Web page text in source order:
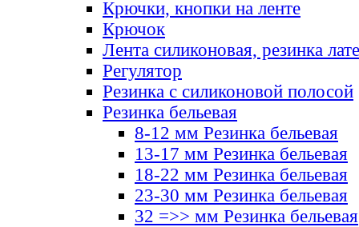
Крючки, кнопки на ленте
Крючок
Лента силиконовая, резинка
Регулятор
Резинка с силиконовой полосой
Резинка бельевая
8-12 мм Резинка бельевая
13-17 мм Резинка бельевая
18-22 мм Резинка бельевая
23-30 мм Резинка бельевая
32 =>> мм Резинка бельевая